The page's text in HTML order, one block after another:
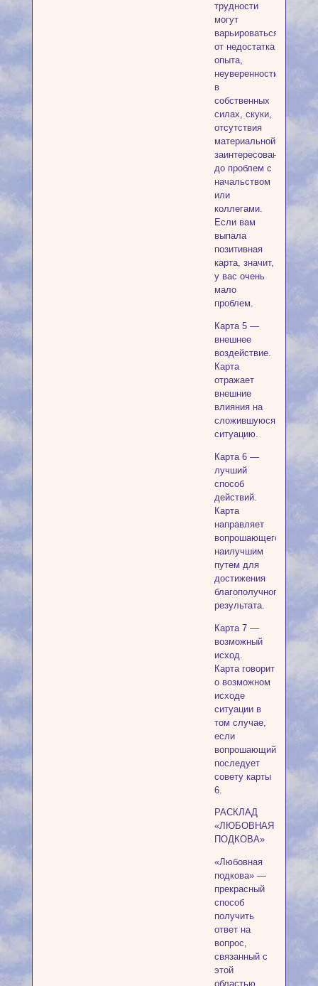
трудности
могут
варьироваться
от недостатка
опыта,
неуверенности
в
собственных
силах, скуки,
отсутствия
материальной
заинтересованности
до проблем с
начальством
или
коллегами.
Если вам
выпала
позитивная
карта, значит,
у вас очень
мало
проблем.
Карта 5 —
внешнее
воздействие.
Карта
отражает
внешние
влияния на
сложившуюся
ситуацию.
Карта 6 —
лучший
способ
действий.
Карта
направляет
вопрошающего
наилучшим
путем для
достижения
благополучного
результата.
Карта 7 —
возможный
исход.
Карта говорит
о возможном
исходе
ситуации в
том случае,
если
вопрошающий
последует
совету карты
6.
РАСКЛАД
«ЛЮБОВНАЯ
ПОДКОВА»
«Любовная
подкова» —
прекрасный
способ
получить
ответ на
вопрос,
связанный с
этой
областью